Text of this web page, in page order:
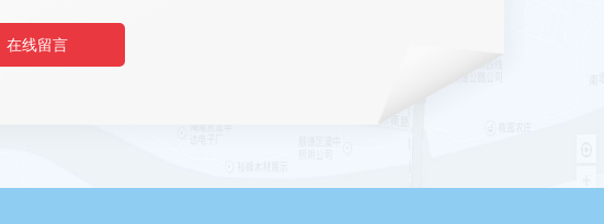
在线留言